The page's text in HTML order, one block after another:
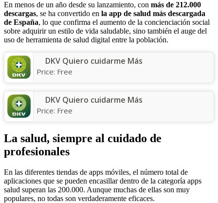
En menos de un año desde su lanzamiento, con más de 212.000
descargas, se ha convertido en la app de salud más descargada
de España, lo que confirma el aumento de la concienciación social
sobre adquirir un estilo de vida saludable, sino también el auge del
uso de herramienta de salud digital entre la población.
DKV Quiero cuidarme Más
Price: Free
DKV Quiero cuidarme Más
Price: Free
La salud, siempre al cuidado de
profesionales
En las diferentes tiendas de apps móviles, el número total de
aplicaciones que se pueden encasillar dentro de la categoría apps
salud superan las 200.000. Aunque muchas de ellas son muy
populares, no todas son verdaderamente eficaces.